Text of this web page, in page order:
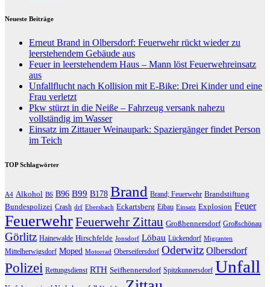
Neueste Beiträge
Erneut Brand in Olbersdorf: Feuerwehr rückt wieder zu
leerstehendem Gebäude aus
Feuer in leerstehendem Haus – Mann löst Feuerwehreinsatz
aus
Unfallflucht nach Kollision mit E-Bike: Drei Kinder und eine
Frau verletzt
Pkw stürzt in die Neiße – Fahrzeug versank nahezu
vollständig im Wasser
Einsatz im Zittauer Weinaupark: Spaziergänger findet Person
im Teich
TOP Schlagwörter
A4 Alkohol B6 B96 B99 B178 Brand Brand; Feuerwehr Brandstiftung
Bundespolizei Crash drf Ebersbach Eckartsberg Eibau Einsatz Explosion Feuer
FeuerwehrFeuerwehr Zittau Großhennersdorf Großschönau
Görlitz Hainewalde Hirschfelde Jonsdorf Löbau Lückendorf Migranten
Mittelherwigsdorf Moped Motorrad Oberseifersdorf Oderwitz Olbersdorf
Polizei Rettungsdienst RTH Seifhennersdorf Spitzkunnersdorf Unfall